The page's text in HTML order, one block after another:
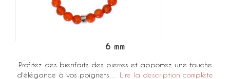
6 mm
Profitez des bienfaits des pierres et apportez une touche
d'élégance à vos poignets… Lire la description complète